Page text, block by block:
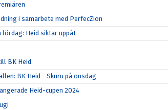
i samarbete med PerfecZion
lördag: Heid siktar uppåt
BK Heid
BK Heid - Skuru på onsdag
Heid-cupen 2024